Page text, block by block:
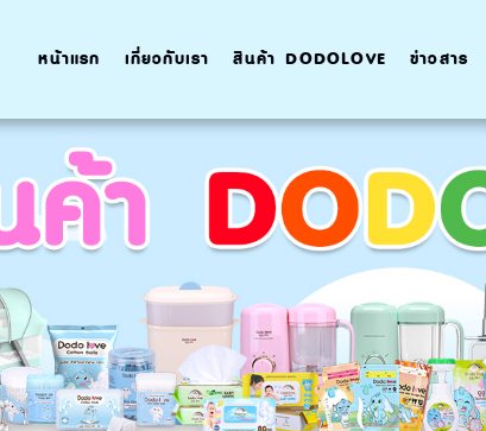
หน้าแรก เกี่ยวกับเรา สินค้า DODOLOVE ข่าวสาร